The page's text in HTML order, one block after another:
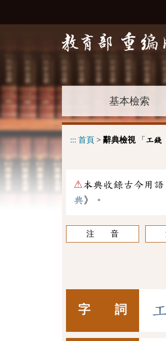
基本檢索
::: 首頁 > 辭典檢視「 工錢
⚠本典收錄古今用語
典》。
注 音
字 詞